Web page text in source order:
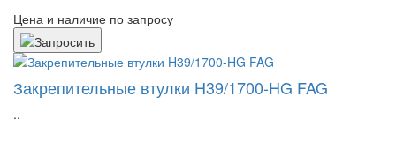
Цена и наличие по запросу
Закрепительные втулки H39/1700-HG FAG
..